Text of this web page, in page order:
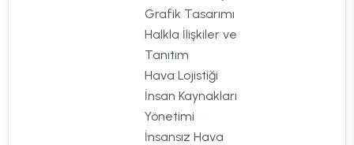
Grafik Tasarımı
Halkla İlişkiler ve
Tanıtım
Hava Lojistiği
İnsan Kaynakları
Yönetimi
İnsansız Hava